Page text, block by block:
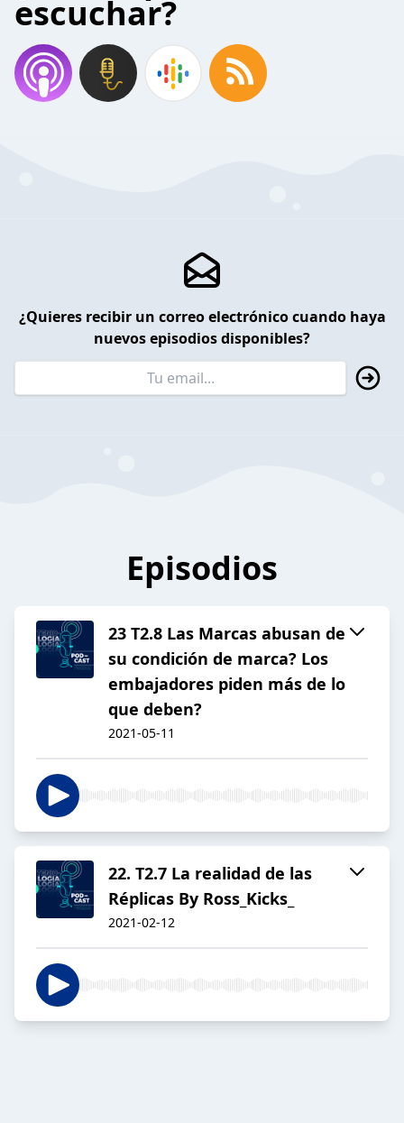
escuchar?
¿Quieres recibir un correo electrónico cuando haya
nuevos episodios disponibles?
Episodios
23 T2.8 Las Marcas abusan de
su condición de marca? Los
embajadores piden más de lo
que deben?
2021-05-11
22. T2.7 La realidad de las
Réplicas By Ross_Kicks_
2021-02-12